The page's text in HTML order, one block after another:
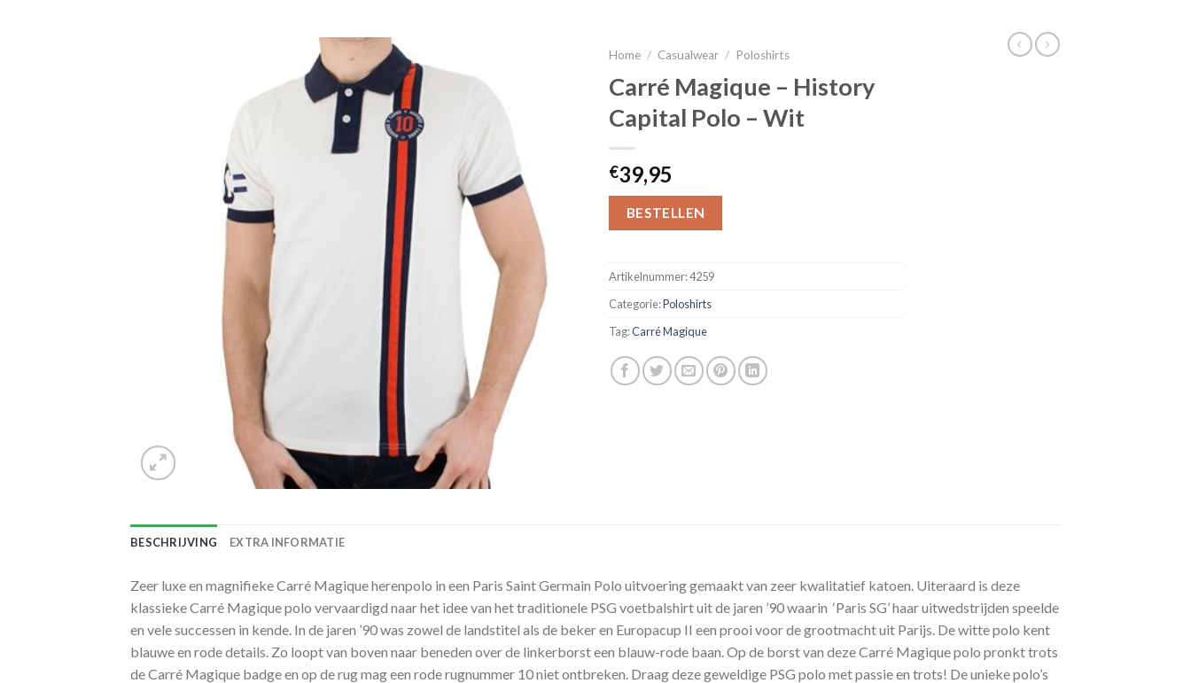
Home / Casualwear / Poloshirts
Carré Magique – History
Capital Polo – Wit
€39,95
BESTELLEN
Artikelnummer:4259
Categorie:Poloshirts
Tag:Carré Magique
BESCHRIJVING EXTRA INFORMATIE
Zeer luxe en magnifieke Carré Magique herenpolo in een Paris Saint Germain Polo uitvoering gemaakt van zeer kwalitatief katoen. Uiteraard is deze
klassieke Carré Magique polo vervaardigd naar het idee van het traditionele PSG voetbalshirt uit de jaren ’90 waarin ‘Paris SG’ haar uitwedstrijden speelde
en vele successen in kende. In de jaren ’90 was zowel de landstitel als de beker en Europacup II een prooi voor de grootmacht uit Parijs. De witte polo kent
blauwe en rode details. Zo loopt van boven naar beneden over de linkerborst een blauw-rode baan. Op de borst van deze Carré Magique polo pronkt trots
de Carré Magique badge en op de rug mag een rode rugnummer 10 niet ontbreken. Draag deze geweldige PSG polo met passie en trots! De unieke polo’s